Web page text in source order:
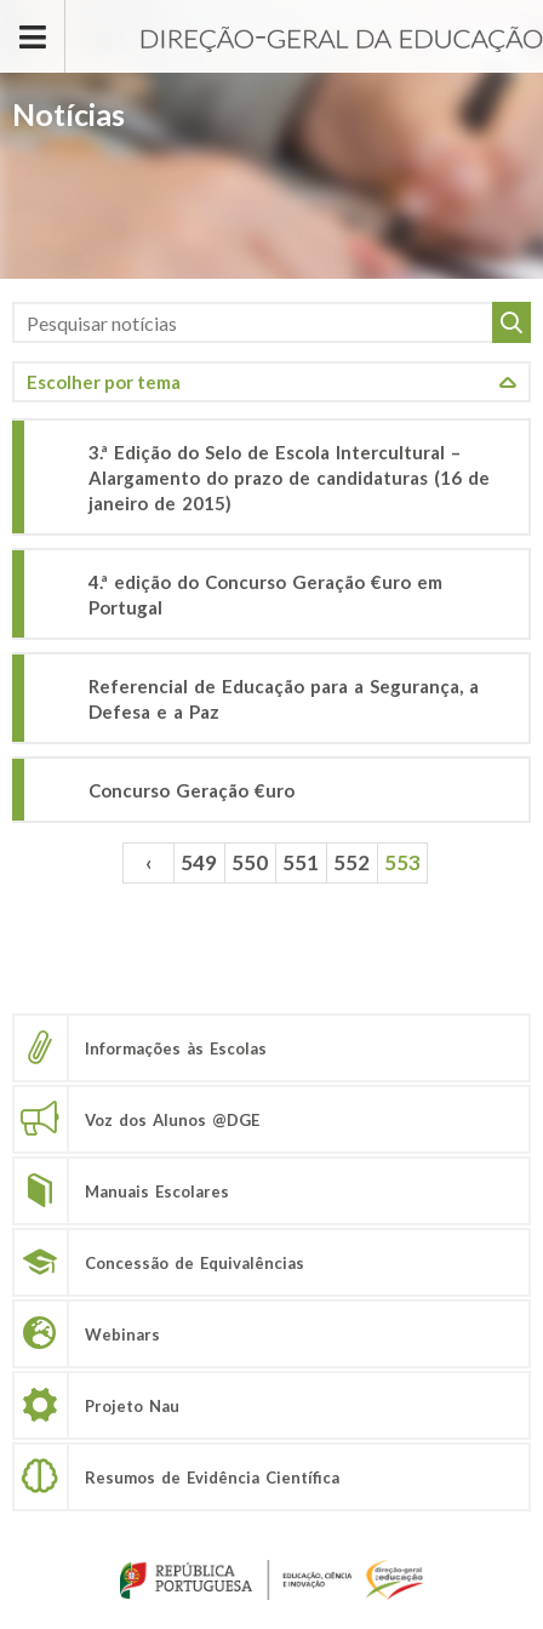
Notícias
3.ª Edição do Selo de Escola Intercultural –
Alargamento do prazo de candidaturas (16 de
janeiro de 2015)
4.ª edição do Concurso Geração €uro em
Portugal
Referencial de Educação para a Segurança, a
Defesa e a Paz
Concurso Geração €uro
‹ 549 550 551 552 553
Informações às Escolas
Voz dos Alunos @DGE
Manuais Escolares
Concessão de Equivalências
Webinars
Projeto Nau
Resumos de Evidência Científica